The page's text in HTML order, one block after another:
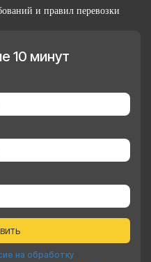
и правил перевозки
10 минут
на обработку